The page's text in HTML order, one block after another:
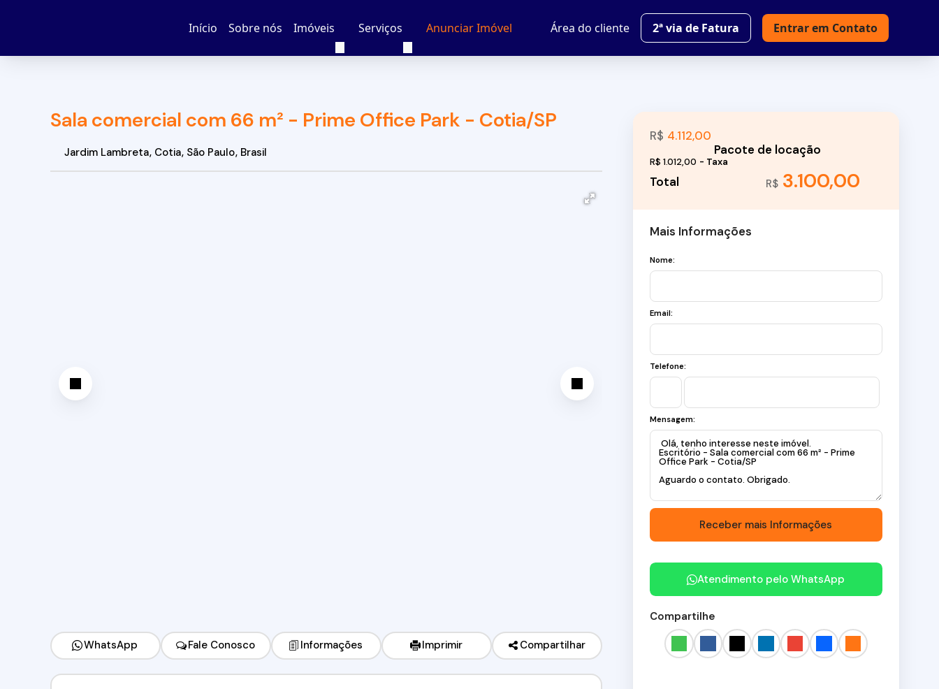
Entrar em Contato
2ª via de Fatura
Área do cliente
Anunciar Imóvel
Serviços
Imóveis
Sobre nós
Início
Sala comercial com 66 m² - Prime Office Park - Cotia/SP
Jardim Lambreta, Cotia, São Paulo, Brasil
WhatsApp Fale Conosco Informações Imprimir Compartilhar
R$ 3.100,00
R$ 1.012,00
R$ 4.112,00
Mais Informações
Nome:
Email:
Telefone:
Mensagem:
Atendimento peloWhatsApp
Compartilhe